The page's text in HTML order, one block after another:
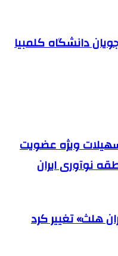
دانشگاه کلمبیا
ویژه عضویت
نوآوری ایران
هلث» تغییر کرد